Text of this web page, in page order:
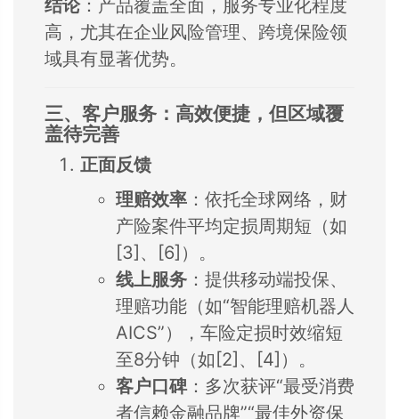
结论：产品覆盖全面，服务专业化程度
高，尤其在企业风险管理、跨境保险领
域具有显著优势。
三、客户服务：高效便捷，但区域覆
盖待完善
正面反馈
理赔效率 ：依托全球网络，财
产险案件平均定损周期短（如
[3]、[6]）。
线上服务 ：提供移动端投保、
理赔功能（如“智能理赔机器人
AICS”），车险定损时效缩短
至8分钟（如[2]、[4]）。
客户口碑 ：多次获评“最受消费
者信赖金融品牌”“最佳外资保